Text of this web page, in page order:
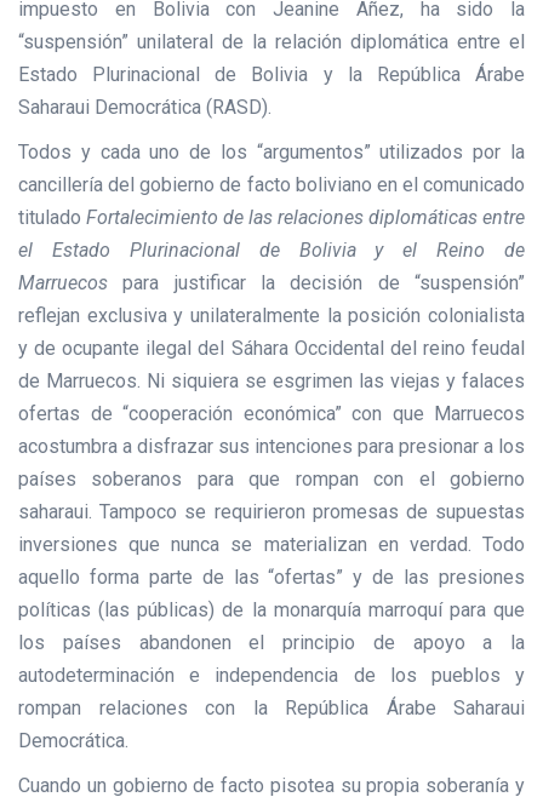
impuesto en Bolivia con Jeanine Añez, ha sido la
“suspensión” unilateral de la relación diplomática entre el
Estado Plurinacional de Bolivia y la República Árabe
Saharaui Democrática (RASD).
Todos y cada uno de los “argumentos” utilizados por la
cancillería del gobierno de facto boliviano en el comunicado
titulado Fortalecimiento de las relaciones diplomáticas entre
el Estado Plurinacional de Bolivia y el Reino de
Marruecos para justificar la decisión de “suspensión”
reflejan exclusiva y unilateralmente la posición colonialista
y de ocupante ilegal del Sáhara Occidental del reino feudal
de Marruecos. Ni siquiera se esgrimen las viejas y falaces
ofertas de “cooperación económica” con que Marruecos
acostumbra a disfrazar sus intenciones para presionar a los
países soberanos para que rompan con el gobierno
saharaui. Tampoco se requirieron promesas de supuestas
inversiones que nunca se materializan en verdad. Todo
aquello forma parte de las “ofertas” y de las presiones
políticas (las públicas) de la monarquía marroquí para que
los países abandonen el principio de apoyo a la
autodeterminación e independencia de los pueblos y
rompan relaciones con la República Árabe Saharaui
Democrática.
Cuando un gobierno de facto pisotea su propia soberanía y